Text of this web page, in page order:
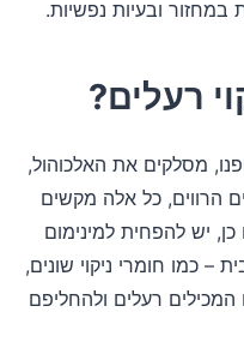
במחזור ובעיות נפשיות.
רעלים?
מסלקים את האלכוהול,
הרווים, כל אלה מקשים
כן, יש להפחית למינימום
– כמו חומרי ניקוי שונים,
המכילים רעלים ולהחליפם